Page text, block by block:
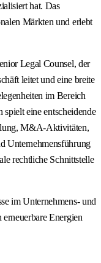
hat. Das
Märkten und erlebt
Legal Counsel, der
leitet und eine breite
im Bereich
spielt eine entscheidende
M&A-Aktivitäten,
Unternehmensführung
rechtliche Schnittstelle
im Unternehmens- und
Energien